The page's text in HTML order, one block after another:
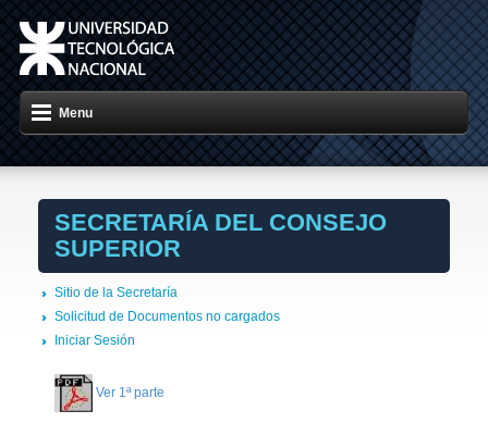
Menu
SECRETARÍA DEL CONSEJO
SUPERIOR
Sitio de la Secretaría
Solicitud de Documentos no cargados
Iniciar Sesión
Ver 1ª parte